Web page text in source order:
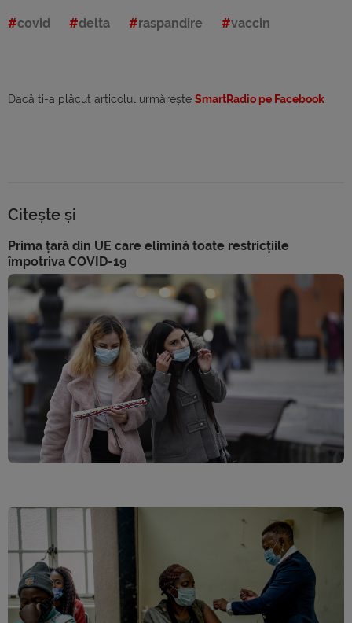
covid delta raspandire vaccin
Dacă ti-a plăcut articolul urmărește SmartRadio pe Facebook
Citește și
Prima țară din UE care elimină toate restricțiile
împotriva COVID-19